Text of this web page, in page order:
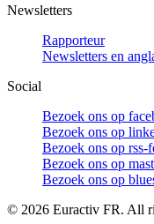
Newsletters
Rapporteur
Newsletters en
Social
Bezoek ons op
Bezoek ons op
Bezoek ons op rss-
Bezoek ons op
Bezoek ons op
© 2026 Euractiv FR. All